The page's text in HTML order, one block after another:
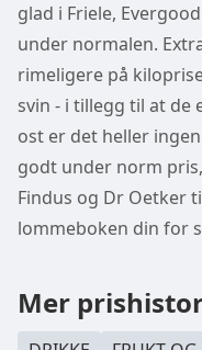
glad i Friele,
under normalen.
rimeligere på
svin - i tillegg til at de
ost er det heller
godt under norm
Findus og Dr Oetker
lommeboken din for
Mer